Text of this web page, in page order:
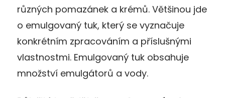
různých pomazánek a krémů. Většinou jde
o emulgovaný tuk, který se vyznačuje
konkrétním zpracováním a příslušnými
vlastnostmi. Emulgovaný tuk obsahuje
množství emulgátorů a vody.